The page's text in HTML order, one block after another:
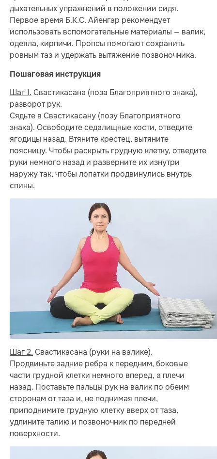
дыхательных упражнений в положении сидя.
Первое время Б.К.С. Айенгар рекомендует
использовать вспомогательные материалы — валик,
одеяла, кирпичи. Пропсы помогают сохранить
ровным таз и удержать вытяжение позвоночника.
Пошаговая инструкция
Шаг 1. Свастикасана (поза Благоприятного знака),
разворот рук.
Сядьте в Свастикасану (позу Благоприятного
знака). Освободите седалищные кости, отведите
ягодицы назад. Втяните крестец, вытяните
поясницу. Чтобы раскрыть грудную клетку, отведите
руки немного назад и разверните их изнутри
наружу так, чтобы лопатки продвинулись внутрь
спины.
Шаг 2. Свастикасана (руки на валике).
Продвиньте задние ребра к передним, боковые
части грудной клетки немного вперед, а плечи
назад. Поставьте пальцы рук на валик по обеим
сторонам от таза и, не поднимая плечи,
приподнимите грудную клетку вверх от таза,
удлините талию и позвоночник по передней
поверхности.